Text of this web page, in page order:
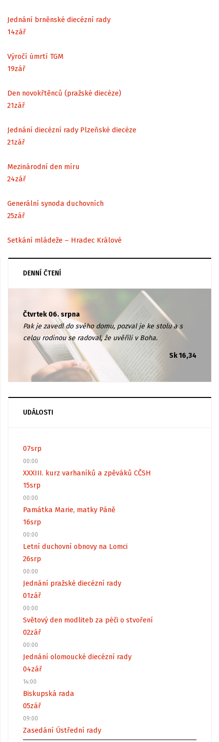
Jednání brněnské diecézní rady
14zář
Výročí úmrtí TGM
19zář
Den novokřtěnců (pražské diecéze)
21zář
Jednání diecézní rady Plzeňské diecéze
21zář
Mezinárodní den míru
24zář
Generální synoda duchovních
25zář
Setkání mládeže – Hradec Králové
DENNÍ ČTENÍ
Čtvrtek 06. srpna
Pak je zavedl do svého domu, pozval je ke stolu a s
celou rodinou se radoval, že uvěřili v Boha.
Sk 16,34
UDÁLOSTI
07srp
00:00
XXXIII. kurz varhaníků a zpěváků CČSH
15srp
00:00
Památka Marie, matky Páně
16srp
00:00
Letní duchovní obnovy na Lomci
26srp
00:00
Jednání pražské diecézní rady
01zář
00:00
Světový den modliteb za péči o stvoření
02zář
00:00
Jednání olomoucké diecézní rady
04zář
14:00
Biskupská rada
05zář
09:00
Zasedání Ústřední rady